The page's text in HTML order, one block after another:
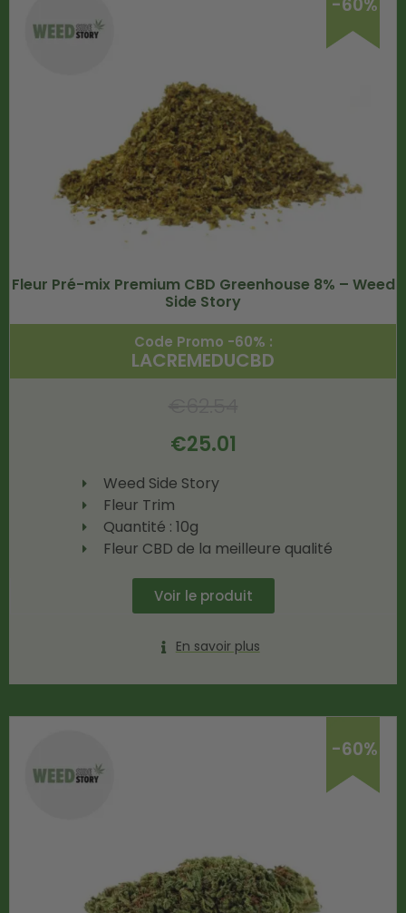
Fleur Pré-mix Premium CBD Greenhouse 8% – Weed
Side Story
Code Promo -60% :
LACREMEDUCBD
€25.01
Weed Side Story
Fleur Trim
Quantité : 10g
Fleur CBD de la meilleure qualité
Voir le produit
En savoir plus
-60%